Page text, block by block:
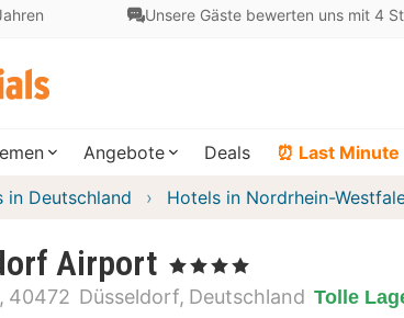
Unsere Gäste bewerten uns mit 4
Angebote Deals ⏰ Last Minute
in Deutschland Hotels in Nordrhein-
Airport , 4 Sterne
40472 Düsseldorf Deutschland Tolle